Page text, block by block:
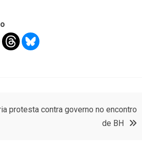
protesta contra governo no encontro
de BH